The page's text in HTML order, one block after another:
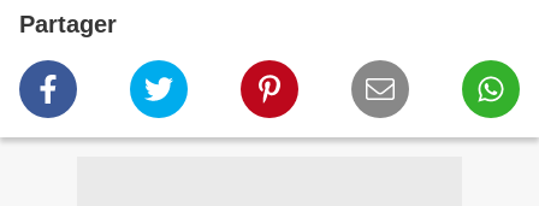
Partager